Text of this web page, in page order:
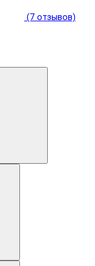
(7 отзывов)